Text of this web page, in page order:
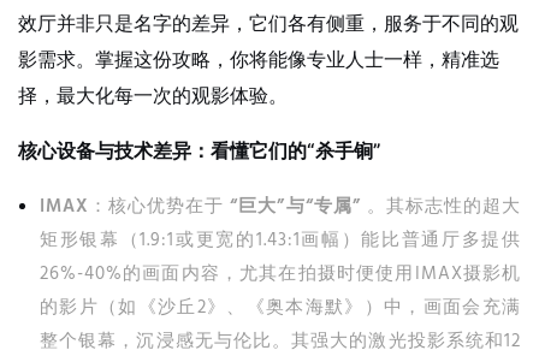
效厅并非只是名字的差异，它们各有侧重，服务于不同的观
影需求。掌握这份攻略，你将能像专业人士一样，精准选
择，最大化每一次的观影体验。
核心设备与技术差异：看懂它们的“杀手锏”
IMAX ：核心优势在于“巨大”与“专属” 。其标志性的超大
矩形银幕（1.9:1或更宽的1.43:1画幅）能比普通厅多提供
26%-40%的画面内容，尤其在拍摄时便使用IMAX摄影机
的影片（如《沙丘2》、《奥本海默》）中，画面会充满
整个银幕，沉浸感无与伦比。其强大的激光投影系统和12